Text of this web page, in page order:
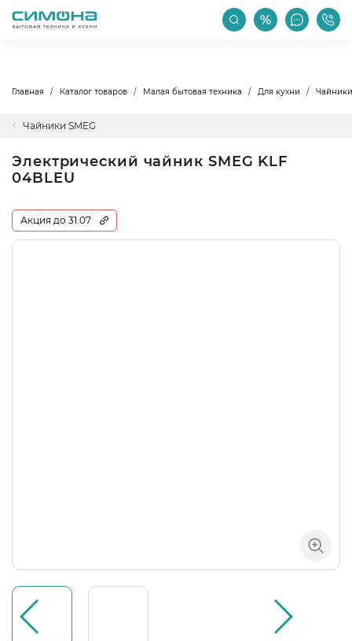
РАСПРОДАЖА ПРОИЗВОДИТЕЛИ
Главная Каталог товаров Малая бытовая техника Для кухни Чайники
Чайники SMEG
Электрический чайник SMEG KLF
04BLEU
Акция до 31.07